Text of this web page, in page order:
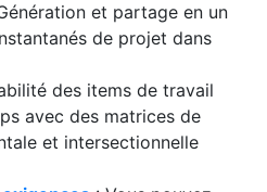
et partage en un
de projet dans
des items de travail
avec des matrices de
et intersectionnelle